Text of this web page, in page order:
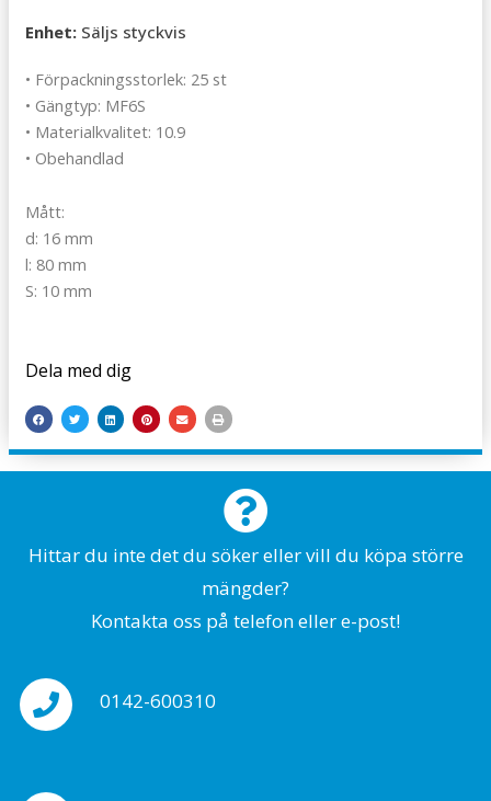
Enhet: Säljs styckvis
• Förpackningsstorlek: 25 st
• Gängtyp: MF6S
• Materialkvalitet: 10.9
• Obehandlad
Mått:
d: 16 mm
l: 80 mm
S: 10 mm
Dela med dig
Hittar du inte det du söker eller vill du köpa större
mängder?
Kontakta oss på telefon eller e-post!
0142-600310